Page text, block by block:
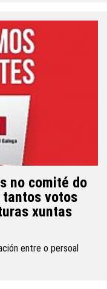
no comité do
tantos votos
xuntas
entre o persoal